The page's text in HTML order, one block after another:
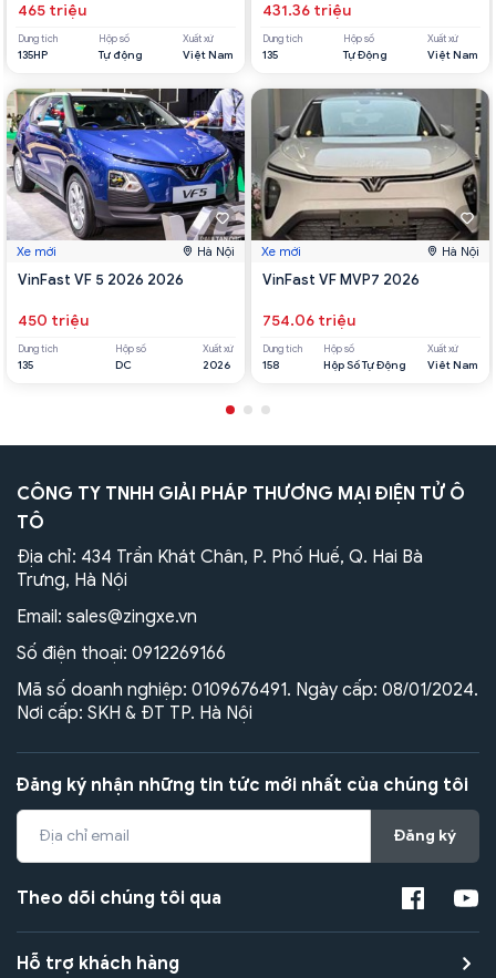
465 triệu
Dung tích
135HP
Hộp số
Tự động
Xuất xứ
Việt Nam
Xe mới Hà Nội
VinFast VF 5 2026 2026
450 triệu
Dung tích
135
Hộp số
DC
Xuất xứ
2026
431.36 triệu
Dung tích
135
Hộp số
Tự Động
Xuất xứ
Việt Nam
Xe mới Hà Nội
VinFast VF MVP7 2026
754.06 triệu
Dung tích
158
Hộp số
Hộp Số Tự Động
Xuất xứ
Viêt Nam
CÔNG TY TNHH GIẢI PHÁP THƯƠNG MẠI ĐIỆN TỬ Ô
TÔ
Địa chỉ: 434 Trần Khát Chân, P. Phố Huế, Q. Hai Bà
Trưng, Hà Nội
Email: sales@zingxe.vn
Số điện thoại: 0912269166
Mã số doanh nghiệp: 0109676491. Ngày cấp: 08/01/2024.
Nơi cấp: SKH & ĐT TP. Hà Nội
Đăng ký nhận những tin tức mới nhất của chúng tôi
Đăng ký
Theo dõi chúng tôi qua
Hỗ trợ khách hàng